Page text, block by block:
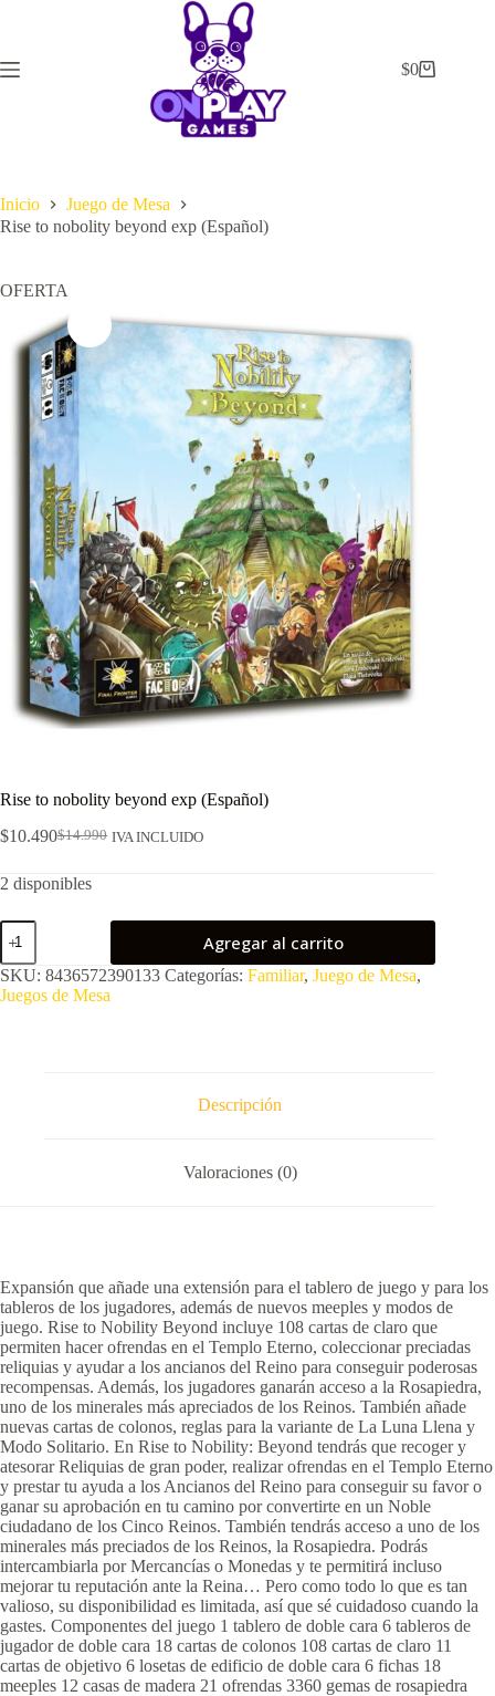
Carrito
$0
Inicio
Juego de Mesa
Rise to nobolity beyond exp (Español)
OFERTA
Rise to nobolity beyond exp (Español)
$14.990
El
original
$14.990.
$10.490El
actual
$10.490.
IVA INCLUIDO
2 disponibles
Rise
to
nobolity
beyond
exp
Agregar al carrito
SKU: 8436572390133 Categorías: Familiar, Juego de Mesa,
Juegos de Mesa
Descripción
Valoraciones (0)
Expansión que añade una extensión para el tablero de juego y para los
tableros de los jugadores, además de nuevos meeples y modos de
juego. Rise to Nobility Beyond incluye 108 cartas de claro que
permiten hacer ofrendas en el Templo Eterno, coleccionar preciadas
reliquias y ayudar a los ancianos del Reino para conseguir poderosas
recompensas. Además, los jugadores ganarán acceso a la Rosapiedra,
uno de los minerales más apreciados de los Reinos. También añade
nuevas cartas de colonos, reglas para la variante de La Luna Llena y
Modo Solitario. En Rise to Nobility: Beyond tendrás que recoger y
atesorar Reliquias de gran poder, realizar ofrendas en el Templo Eterno
y prestar tu ayuda a los Ancianos del Reino para conseguir su favor o
ganar su aprobación en tu camino por convertirte en un Noble
ciudadano de los Cinco Reinos. También tendrás acceso a uno de los
minerales más preciados de los Reinos, la Rosapiedra. Podrás
intercambiarla por Mercancías o Monedas y te permitirá incluso
mejorar tu reputación ante la Reina… Pero como todo lo que es tan
valioso, su disponibilidad es limitada, así que sé cuidadoso cuando la
gastes. Componentes del juego 1 tablero de doble cara 6 tableros de
jugador de doble cara 18 cartas de colonos 108 cartas de claro 11
cartas de objetivo 6 losetas de edificio de doble cara 6 fichas 18
meeples 12 casas de madera 21 ofrendas 3360 gemas de rosapiedra